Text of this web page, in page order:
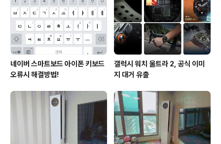
네이버 스마트보드 아이폰 키보드
오류시 해결방법!
갤럭시 워치 울트라 2, 공식 이미
지 대거 유출